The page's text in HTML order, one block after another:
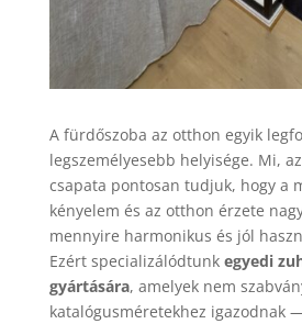
A fürdőszoba az otthon egyik
legszemélyesebb helyisége. Mi,
csapata pontosan tudjuk, hogy a
kényelem és az otthon érzete
mennyire harmonikus és jól
Ezért specializálódtunk egyedi
gyártására, amelyek nem
katalógusméretekhez igazodnak